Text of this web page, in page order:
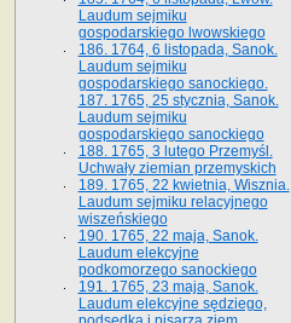
Laudum sejmiku
gospodarskiego lwowskiego
186. 1764, 6 listopada, Sanok.
Laudum sejmiku
gospodarskiego sanockiego.
187. 1765, 25 stycznia, Sanok.
Laudum sejmiku
gospodarskiego sanockiego
188. 1765, 3 lutego Przemyśl.
Uchwały ziemian przemyskich
189. 1765, 22 kwietnia, Wisznia.
Laudum sejmiku relacyjnego
wiszeńskiego
190. 1765, 22 maja, Sanok.
Laudum elekcyjne
podkomorzego sanockiego
191. 1765, 23 maja, Sanok.
Laudum elekcyjne sędziego,